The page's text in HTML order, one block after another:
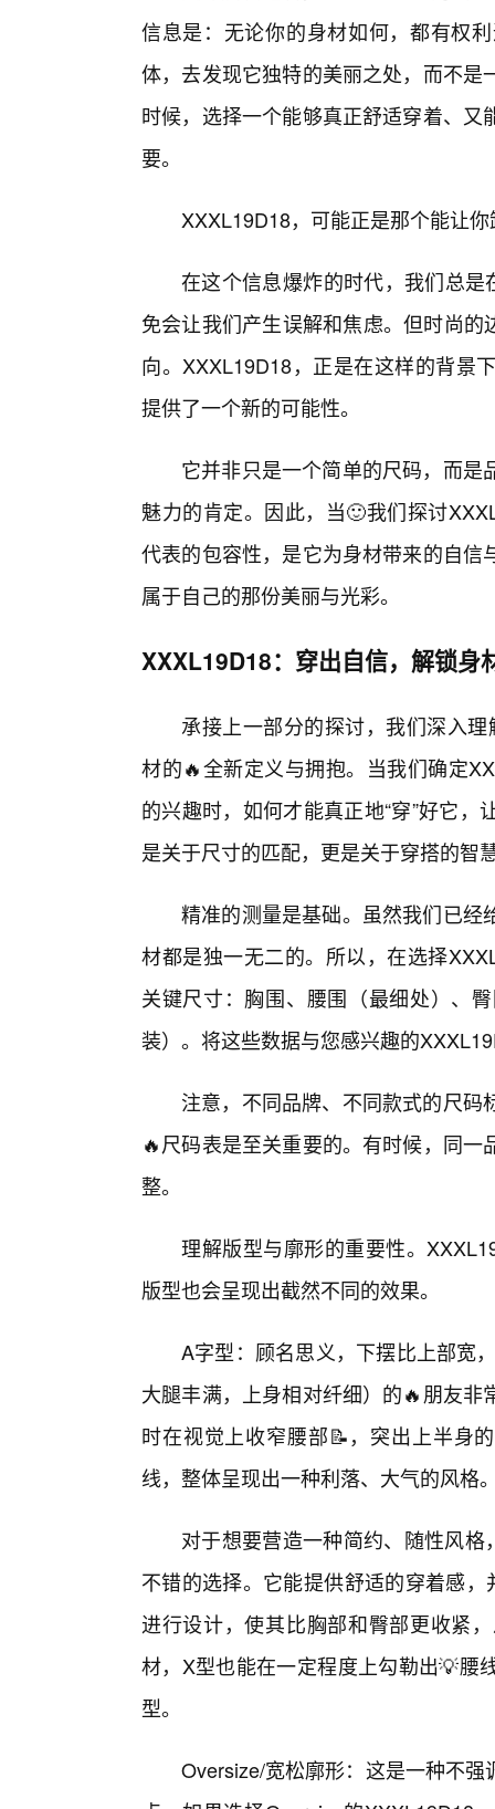
信息是：无论你的身材如何，都有权
体，去发现它独特的美丽之处，而不
时候，选择一个能够真正舒适穿着、
要。
XXXL19D18，可能正是那个能让
在这个信息爆炸的时代，我们总是
免会让我们产生误解和焦虑。但时尚
向。XXXL19D18，正是在这样的背景
提供了一个新的可能性。
它并非只是一个简单的尺码，而
魅力的肯定。因此，当🙂我们探讨
代表的包容性，是它为身材带来的自
属于自己的那份美丽与光彩。
XXXL19D18：穿出自信，解锁身
承接上一部分的探讨，我们深入
材的🔥全新定义与拥抱。当我们确定
的兴趣时，如何才能真正地“穿”好它
是关于尺寸的匹配，更是关于穿搭的智
精准的测量是基础。虽然我们已经
材都是独一无二的。所以，在选择
关键尺寸：胸围、腰围（最细处）、
装）。将这些数据与您感兴趣的
注意，不同品牌、不同款式的尺
🔥尺码表是至关重要的。有时候，同
整。
理解版型与廓形的重要性。
版型也会呈现出截然不同的效果。
A字型：顾名思义，下摆比上部宽
大腿丰满，上身相对纤细）的🔥朋友
时在视觉上收窄腰部📝，突出上半身
线，整体呈现出一种利落、大气的风格
对于想要营造一种简约、随性风
不错的选择。它能提供舒适的穿着感
进行设计，使其比胸部和臀部更收紧
材，X型也能在一定程度上勾勒出💡腰
型。
Oversize/宽松廓形：这是一种不